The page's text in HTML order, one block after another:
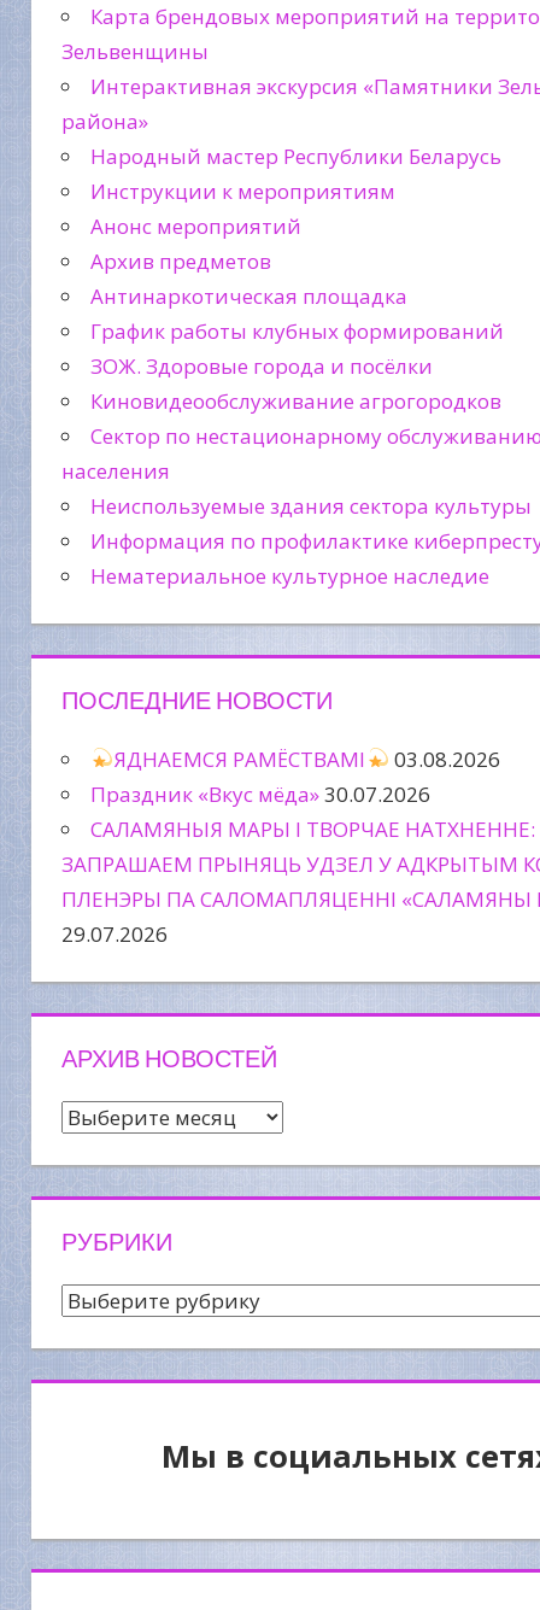
Карта брендовых мероприятий на
Зельвенщины
Интерактивная экскурсия «Памятники
района»
Народный мастер Республики Беларусь
Инструкции к мероприятиям
Анонс мероприятий
Архив предметов
Антинаркотическая площадка
График работы клубных формирований
ЗОЖ. Здоровые города и посёлки
Киновидеообслуживание агрогородков
Сектор по нестационарному
населения
Неиспользуемые здания сектора культуры
Информация по профилактике
Нематериальное культурное наследие
ПОСЛЕДНИЕ НОВОСТИ
ЯДНАЕМСЯ РАМЁСТВАМІ
03.08.2026
Праздник «Вкус мёда»30.07.2026
САЛАМЯНЫЯ МАРЫ І ТВОРЧАЕ НАТХНЕННЕ:
ЗАПРАШАЕМ ПРЫНЯЦЬ УДЗЕЛ У АДКРЫТЫМ
ПЛЕНЭРЫ ПА САЛОМАПЛЯЦЕННІ «САЛАМЯНЫ
29.07.2026
АРХИВ НОВОСТЕЙ
Архив
РУБРИКИ
Рубрики
Мы в социальных